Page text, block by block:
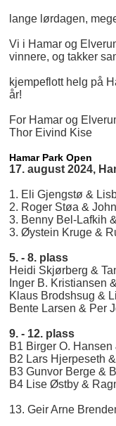
lange lørdagen,
Vi i Hamar og
vinnere, og takker
kjempeflott helg på
år!
For Hamar og
Thor Eivind Kise
Hamar Park Open
17. august 2024,
1. Eli Gjengstø &
2. Roger Støa &
3. Benny Bel-Lafkih
3. Øystein Kruge &
5. - 8. plass
Heidi Skjørberg &
Inger B. Kristiansen
Klaus Brodshsug &
Bente Larsen & Per
9. - 12. plass
B1 Birger O.
B2 Lars Hjerpeseth
B3 Gunvor Berge &
B4 Lise Østby &
13. Geir Arne